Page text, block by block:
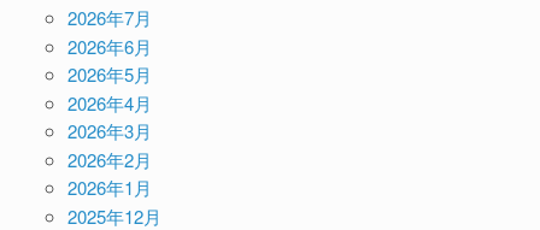
2026年7月
2026年6月
2026年5月
2026年4月
2026年3月
2026年2月
2026年1月
2025年12月